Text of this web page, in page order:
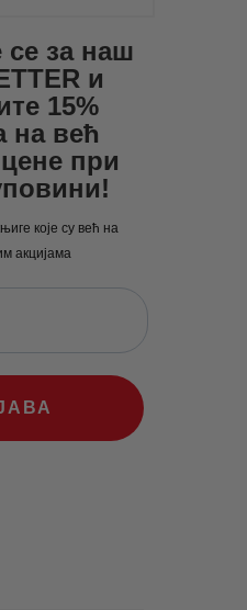
се за наш
и
15%
на већ
при
које су већ на
акцијама